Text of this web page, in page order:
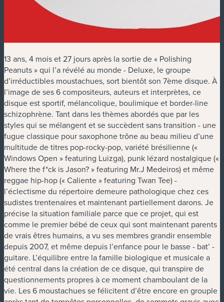
13 ans, 4 mois et 27 jours après la sortie de « Polishing
Peanuts » qui l’a révélé au monde - Deluxe, le groupe
d’irréductibles moustachues, sort bientôt son 7ème disque. À
l’image de ses 6 compositeurs, auteurs et interprètes, ce
disque est sportif, mélancolique, boulimique et border-line
schizophrène. Tant dans les thèmes abordés que par les
styles qui se mélangent et se succèdent sans transition - une
fugue classique pour saxophone trône au beau milieu d’une
multitude de titres pop-rocky-pop, variété brésilienne («
Windows Open » featuring Luizga), punk lézard nostalgique («
Where the f*ck is Jason? » featuring Mr.J Medeiros) et même
reggae hip-hop (« Caliente » featuring Twan Tee) -
l’éclectisme du répertoire demeure pathologique chez ces
sudistes trentenaires et maintenant partiellement darons. Je
précise la situation familiale parce que ce projet, qui est
comme le premier bébé de ceux qui sont maintenant parents
de vrais êtres humains, a vu ses membres grandir ensemble
depuis 2007, et même depuis l’enfance pour le basse - bat’ -
guitare. L’équilibre entre la famille biologique et musicale a
été central dans la création de ce disque, qui transpire de
questionnements propres à ce moment chamboulant de la
vie. Les 6 moustachues se félicitent d’être encore en grouple